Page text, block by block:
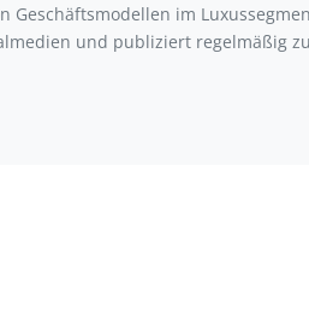
Geschäftsmodellen im
und publiziert regelmäßig